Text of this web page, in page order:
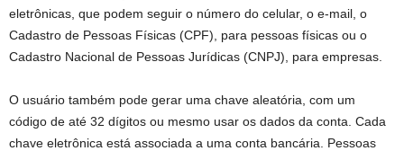
eletrônicas, que podem seguir o número do celular, o e-mail, o
Cadastro de Pessoas Físicas (CPF), para pessoas físicas ou o
Cadastro Nacional de Pessoas Jurídicas (CNPJ), para empresas.
O usuário também pode gerar uma chave aleatória, com um
código de até 32 dígitos ou mesmo usar os dados da conta. Cada
chave eletrônica está associada a uma conta bancária. Pessoas